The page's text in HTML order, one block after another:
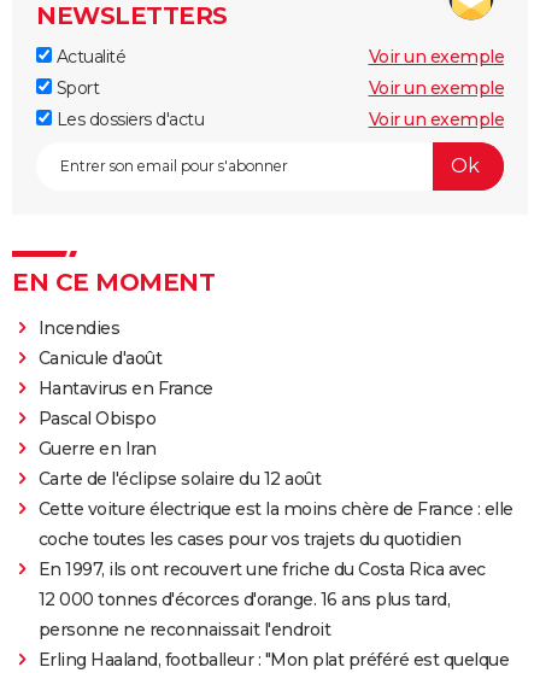
NEWSLETTERS
Actualité
Voir un exemple
Sport
Voir un exemple
Les dossiers d'actu
Voir un exemple
EN CE MOMENT
Incendies
Canicule d'août
Hantavirus en France
Pascal Obispo
Guerre en Iran
Carte de l'éclipse solaire du 12 août
Cette voiture électrique est la moins chère de France : elle
coche toutes les cases pour vos trajets du quotidien
En 1997, ils ont recouvert une friche du Costa Rica avec
12 000 tonnes d'écorces d'orange. 16 ans plus tard,
personne ne reconnaissait l'endroit
Erling Haaland, footballeur : "Mon plat préféré est quelque